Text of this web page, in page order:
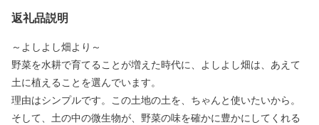
返礼品説明
～よしよし畑より～
野菜を水耕で育てることが増えた時代に、よしよし畑は、あえて
土に植えることを選んでいます。
理由はシンプルです。この土地の土を、ちゃんと使いたいから。
そして、土の中の微生物が、野菜の味を確かに豊かにしてくれる